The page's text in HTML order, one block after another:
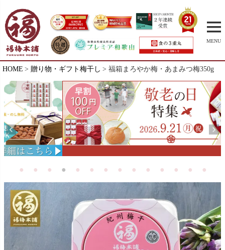
MENU
HOME 贈り物・ギフト梅干し 福箱まろやか梅・あまみつ梅350g